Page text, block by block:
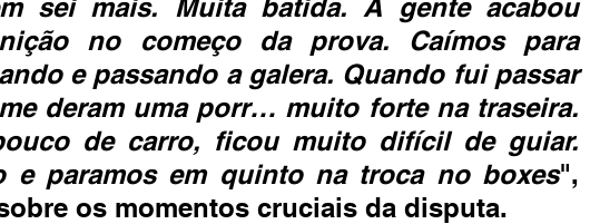
no começo da prova. Caímos para
e passando a galera. Quando fui passar
deram uma porr… muito forte na traseira.
de carro, ficou muito difícil de guiar.
e paramos em quinto na troca no boxes",
os momentos cruciais da disputa.